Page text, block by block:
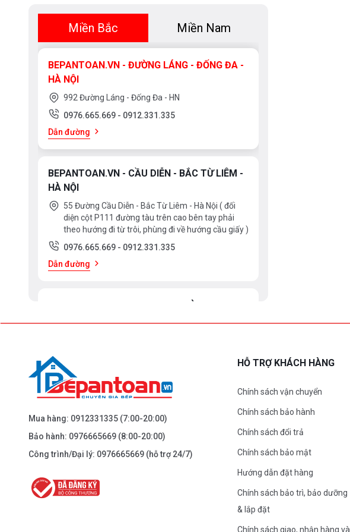
Miền Bắc Miền Nam
BEPANTOAN.VN - ĐƯỜNG LÁNG - ĐỐNG ĐA -
HÀ NỘI
992 Đường Láng - Đống Đa - HN
0976.665.669 - 0912.331.335
Dẫn đường
BEPANTOAN.VN - CẦU DIỄN - BẮC TỪ LIÊM -
HÀ NỘI
55 Đường Cầu Diễn - Bắc Từ Liêm - Hà Nội ( đối
diện cột P111 đường tàu trên cao bên tay phải
theo hướng đi từ trôi, phùng đi về hướng cầu giấy )
0976.665.669 - 0912.331.335
Dẫn đường
BEPANTOAN.VN - ĐẠI LA - HAI BÀ TRƯNG -
Dẫn đường
BEPANTOAN.VN - NGUYỄN TRÃI - THANH
Dẫn đường
Mua hàng: 0912331335 (7:00-20:00)
Bảo hành: 0976665669 (8:00-20:00)
Công trình/Đại lý: 0976665669 (hỗ trợ 24/7)
HỖ TRỢ KHÁCH HÀNG
Chính sách vận chuyển
Chính sách bảo hành
Chính sách đổi trả
Chính sách bảo mật
Hướng dẫn đặt hàng
Chính sách bảo trì, bảo dưỡng
& lắp đặt
Chính sách giao, nhận hàng và